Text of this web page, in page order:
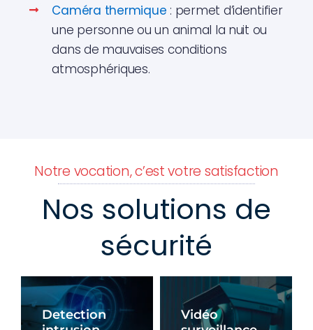
Caméra thermique : permet d’identifier
une personne ou un animal la nuit ou
dans de mauvaises conditions
atmosphériques.
Notre vocation, c’est votre satisfaction
Nos solutions de
sécurité
Detection
Vidéo